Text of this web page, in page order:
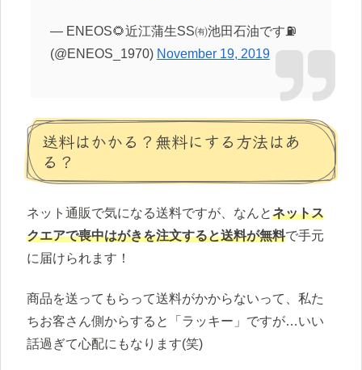
— ENEOS🌻近江蒲生SS㈲池田石油です⛽
(@ENEOS_1970) November 19, 2019
送料はかかる？無料にする方法はあ
る？
ネット通販で気になる送料ですが、なんとネットス
クエアで喪中はがきを注文すると送料が無料で手元
に届けられます！
商品を送ってもらって送料がかからないって、私た
ちお客さん側からすると「ラッキー」ですが…いい
話過ぎて心配にもなります(笑)